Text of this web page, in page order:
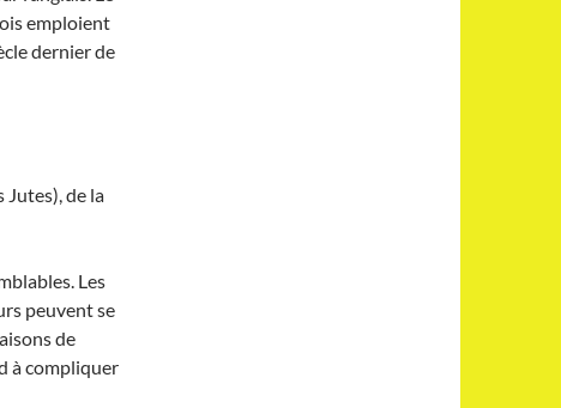
emploient
dernier de
Jutes), de la
Les
peuvent se
de
à compliquer